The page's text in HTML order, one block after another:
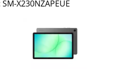
X230NZAPEUE